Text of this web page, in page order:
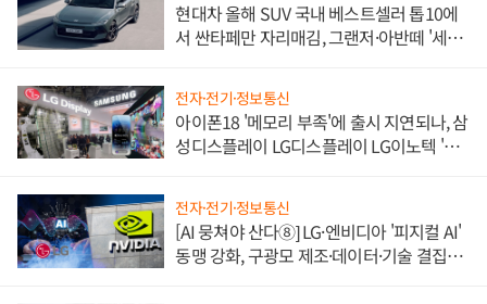
현대차 올해 SUV 국내 베스트셀러 톱10에
서 싼타페만 자리매김, 그랜저·아반떼 '세단
전자·전기·정보통신
아이폰18 '메모리 부족'에 출시 지연되나, 삼
성디스플레이 LG디스플레이 LG이노텍 '탈
전자·전기·정보통신
[AI 뭉쳐야 산다⑧] LG·엔비디아 '피지컬 AI'
동맹 강화, 구광모 제조·데이터·기술 결집